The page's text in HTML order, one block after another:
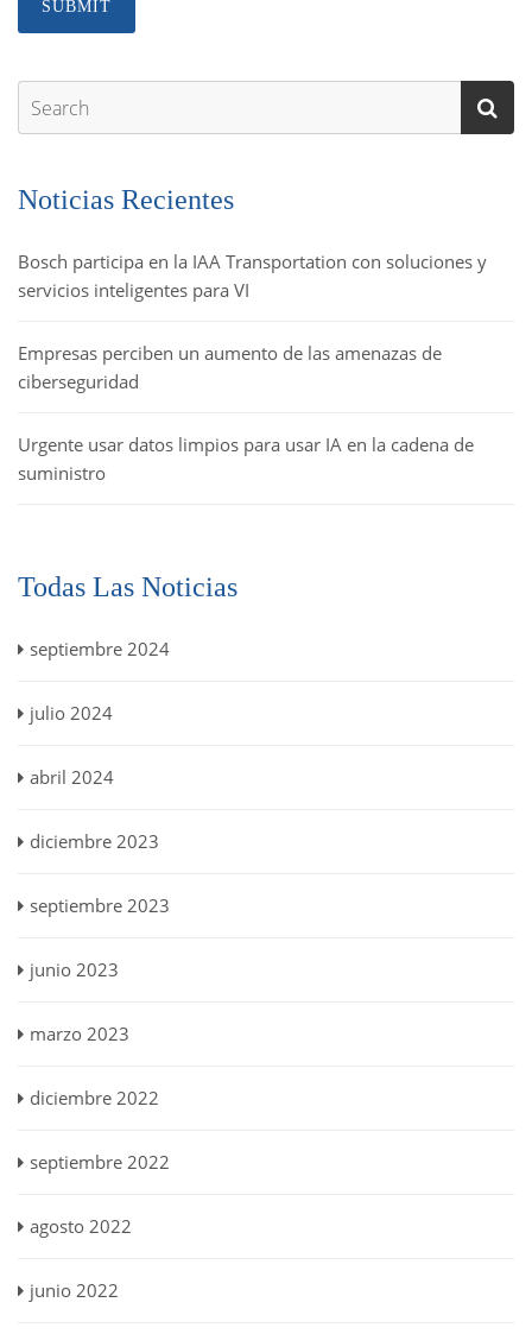
Noticias Recientes
Bosch participa en la IAA Transportation con soluciones y
servicios inteligentes para VI
Empresas perciben un aumento de las amenazas de
ciberseguridad
Urgente usar datos limpios para usar IA en la cadena de
suministro
Todas Las Noticias
septiembre 2024
julio 2024
abril 2024
diciembre 2023
septiembre 2023
junio 2023
marzo 2023
diciembre 2022
septiembre 2022
agosto 2022
junio 2022